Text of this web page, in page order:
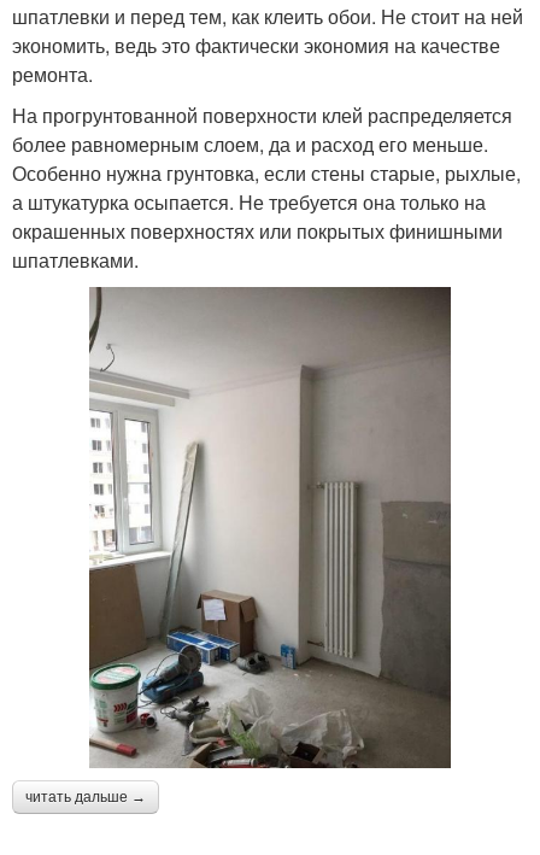
шпатлевки и перед тем, как клеить обои. Не стоит на ней
экономить, ведь это фактически экономия на качестве
ремонта.
На прогрунтованной поверхности клей распределяется
более равномерным слоем, да и расход его меньше.
Особенно нужна грунтовка, если стены старые, рыхлые,
а штукатурка осыпается. Не требуется она только на
окрашенных поверхностях или покрытых финишными
шпатлевками.
читать дальше →